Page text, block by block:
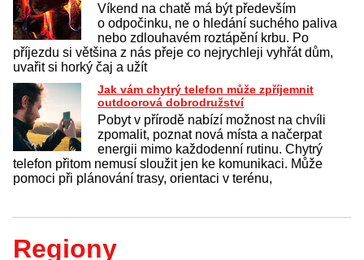
Víkend na chatě má být především
o odpočinku, ne o hledání suchého paliva
nebo zdlouhavém roztápění krbu. Po
příjezdu si většina z nás přeje co nejrychleji vyhřát dům,
uvařit si horký čaj a užít
Jak vám chytrý telefon může zpříjemnit
outdoorová dobrodružství
Pobyt v přírodě nabízí možnost na chvíli
zpomalit, poznat nová místa a načerpat
energii mimo každodenní rutinu. Chytrý
telefon přitom nemusí sloužit jen ke komunikaci. Může
pomoci při plánování trasy, orientaci v terénu,
Regiony